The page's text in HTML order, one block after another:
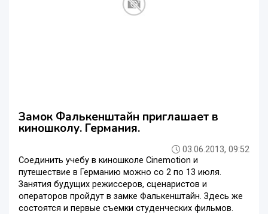
Замок Фалькенштайн приглашает в
киношколу. Германия.
03.06.2013, 09:52
Соединить учебу в киношколе Cinemotion и
путешествие в Германию можно со 2 по 13 июля.
Занятия будущих режиссеров, сценаристов и
операторов пройдут в замке Фалькенштайн. Здесь же
состоятся и первые съемки студенческих фильмов.